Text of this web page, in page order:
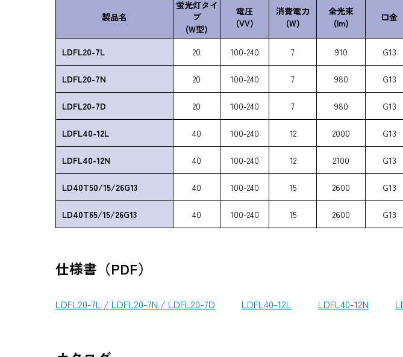
製品名
蛍光灯タイ
プ
(W型)
電圧
(VV)
消費電力
(W)
全光束
(lm)
口金
LDFL20-7L 20 100-240 7 910 G13
LDFL20-7N 20 100-240 7 980 G13
LDFL20-7D 20 100-240 7 980 G13
LDFL40-12L 40 100-240 12 2000 G13
LDFL40-12N 40 100-240 12 2100 G13
LD40T50/15/26G13 40 100-240 15 2600 G13
LD40T65/15/26G13 40 100-240 15 2600 G13
仕様書（PDF）
LDFL20-7L / LDFL20-7N / LDFL20-7D LDFL40-12L LDFL40-12N